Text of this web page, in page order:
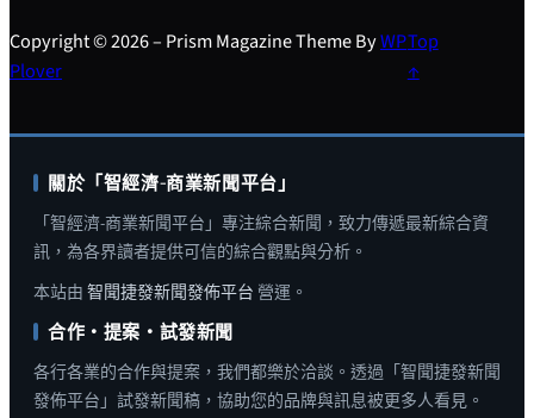
Copyright © 2026 – Prism Magazine Theme ByWP
Plover
Top
↑
關於「智經濟-商業新聞平台」
「智經濟-商業新聞平台」專注綜合新聞，致力傳遞最新綜合資
訊，為各界讀者提供可信的綜合觀點與分析。
本站由 智聞捷發新聞發佈平台 營運。
合作・提案・試發新聞
各行各業的合作與提案，我們都樂於洽談。透過「智聞捷發新聞
發佈平台」試發新聞稿，協助您的品牌與訊息被更多人看見。